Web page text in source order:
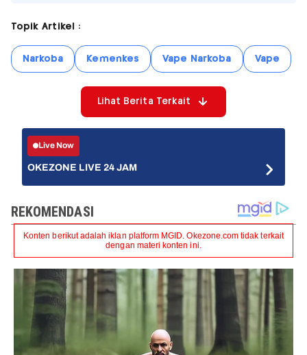
Topik Artikel :
Narkoba Kemenkes Vape Narkoba Vape
Lihat Berita Terkait
Live Now
OKEZONE LIVE 24 JAM